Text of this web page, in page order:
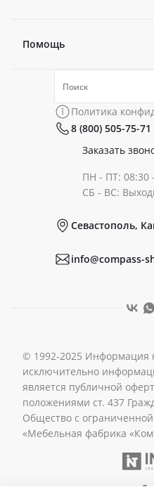
Новости
Политика
Помощь
Коллекции
Политика
8 (800) 505-75-71
Заказать
ПН - ПТ: 08:30
СБ - ВС:
Севастополь,
info@compass-
© 1992-2025 Информация
исключительно
является публичной
положениями ст. 437
Общество с
«Мебельная фабрика